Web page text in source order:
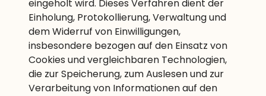
eingeholt wird. Dieses Verfahren dient der
Einholung, Protokollierung, Verwaltung und
dem Widerruf von Einwilligungen,
insbesondere bezogen auf den Einsatz von
Cookies und vergleichbaren Technologien,
die zur Speicherung, zum Auslesen und zur
Verarbeitung von Informationen auf den